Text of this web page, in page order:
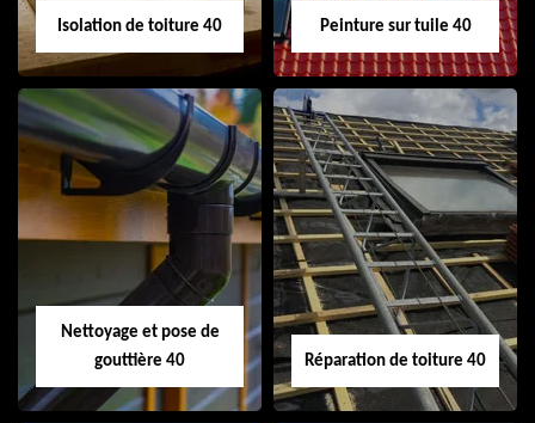
Isolation de toiture 40
Isolation de toiture
40
Peinture sur tuile 40
Peinture sur tuile
40
Nettoyage et pose de
gouttière 40
Réparation de toiture 40